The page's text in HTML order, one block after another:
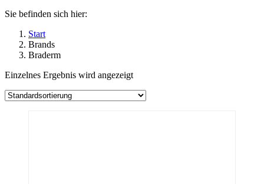
Sie befinden sich hier:
Start
Brands
Braderm
Einzelnes Ergebnis wird angezeigt